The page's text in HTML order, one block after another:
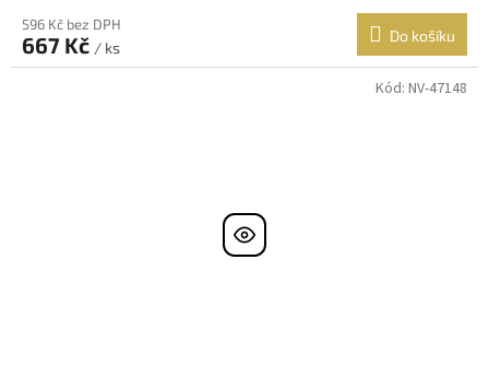
596 Kč bez DPH
667 Kč / ks
Do košíku
Kód: NV-47148